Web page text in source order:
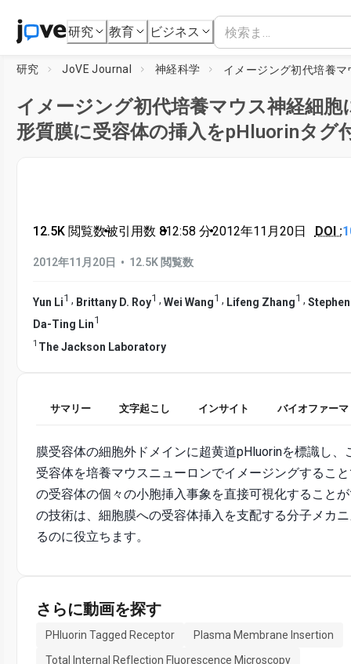
研究 教育 ビジネス
研究 JoVE Journal 神経科学
イメージング初代培養マウス神経細胞
形質膜に受容体の挿入をpHluorinタグ
12.5K 閲覧数•被引用数 8•12:58 分•2012年11月20日 DOI :
2012年11月20日 • 12.5K 閲覧数
Yun Li1 , Brittany D. Roy1 , Wei Wang1 , Lifeng Zhang1 ,
Da-Ting Lin1
1 The Jackson Laboratory
サマリー 文字起こし インサイト バイオファー
膜受容体の細胞外ドメインに超黄道pHluorinを標識し、
受容体を培養マウスニューロンでイメージングするこ
の受容体の個々の小胞挿入事象を直接可視化すること
の技術は、細胞膜への受容体挿入を支配する分子メカ
るのに役立ちます。
さらに動画を探す
PHluorin Tagged Receptor
Plasma Membrane Insertion
Total Internal Reflection Fluorescence Microscopy